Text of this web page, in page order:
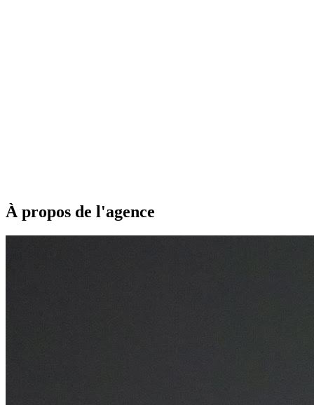
À propos de l'agence